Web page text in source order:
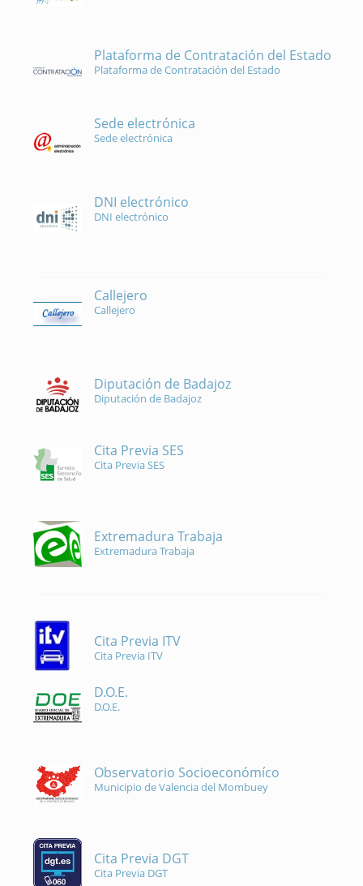
Plataforma de Contratación del Estado
Plataforma de Contratación del Estado
Sede electrónica
Sede electrónica
DNI electrónico
DNI electrónico
Callejero
Callejero
Diputación de Badajoz
Diputación de Badajoz
Cita Previa SES
Cita Previa SES
Extremadura Trabaja
Extremadura Trabaja
Cita Previa ITV
Cita Previa ITV
D.O.E.
D.O.E.
Observatorio Socioeconómíco
Municipio de Valencia del Mombuey
Cita Previa DGT
Cita Previa DGT